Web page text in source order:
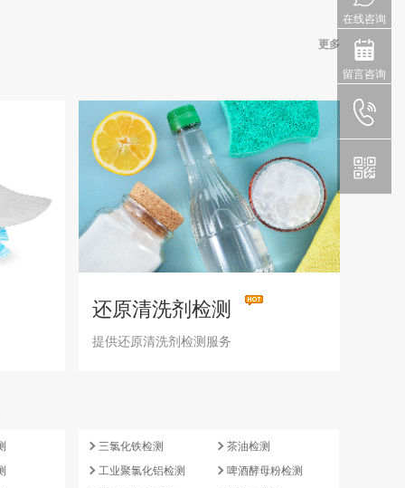
更多
还原清洗剂检测
提供还原清洗剂检测服务
三氯化铁检测
工业聚氯化铝检测
茶油检测
啤酒酵母粉检测
在线咨询
留言咨询